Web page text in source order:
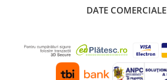
Rame adaptoare Mitsubishi
Rame adaptoare Jeep
DATE COMERCIALE